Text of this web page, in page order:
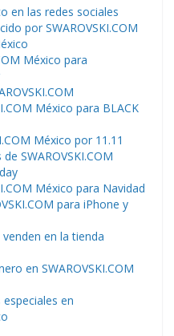
en las redes sociales
por SWAROVSKI.COM
México para
México para BLACK
México por 11.11
SWAROVSKI.COM
México para Navidad
para iPhone y
en la tienda
en SWAROVSKI.COM
en